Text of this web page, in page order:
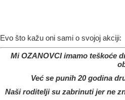
Evo što kažu oni sami o svojoj akciji:
Mi OZANOVCI imamo teškoće
Već se punih 20 godina
Naši roditelji su zabrinuti jer ne